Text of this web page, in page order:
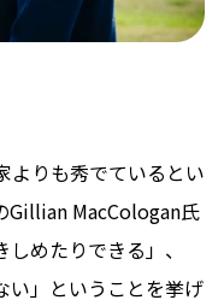
よりも秀でているとい
Gillian MacCologan氏
めたりできる」、
い」ということを挙げ